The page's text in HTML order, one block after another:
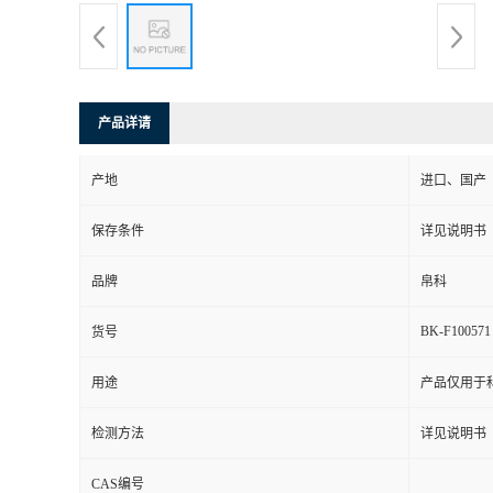
产品详请
产地 进口、国产
保存条件 详见说明书
品牌 帛科
货号 BK-F100571
用途 产品仅用于
检测方法 详见说明书
CAS编号